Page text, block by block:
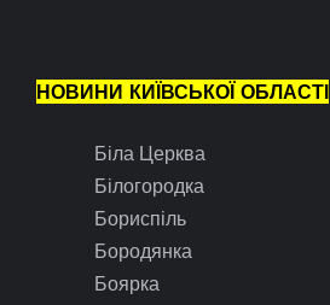
НОВИНИ КИЇВСЬКОЇ ОБЛАСТІ
Біла Церква
Білогородка
Бориспіль
Бородянка
Боярка